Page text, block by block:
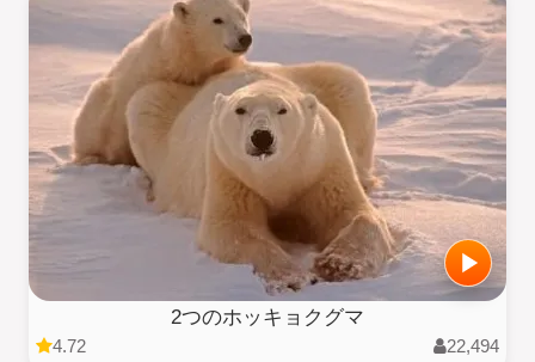
2つのホッキョクグマ
4.72 22,494